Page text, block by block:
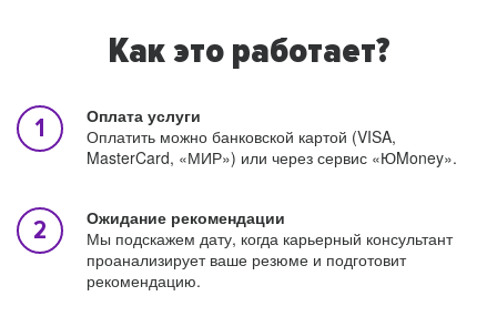
Как это работает?
Оплата услуги
Оплатить можно банковской картой (VISA,
MasterCard, «МИР») или через сервис «ЮMoney».
Ожидание рекомендации
Мы подскажем дату, когда карьерный консультант
проанализирует ваше резюме и подготовит
рекомендацию.